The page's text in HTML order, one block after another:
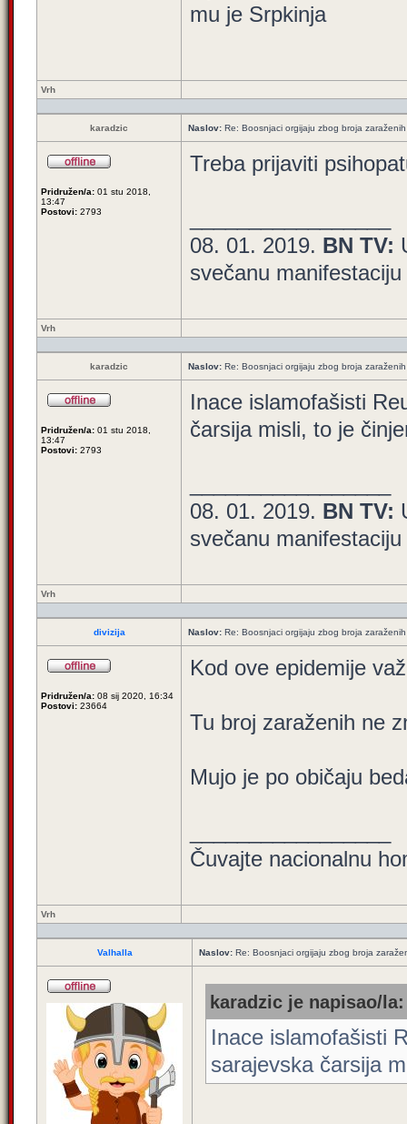
mu je Srpkinja
Vrh
karadzic Naslov: Re: Boosnjaci orgijaju zbog broja
Pridružen/a: 01 stu 2018,
13:47
Postovi: 2793
Treba prijaviti
08. 01. 2019. BN TV:
svečanu
Vrh
karadzic Naslov: Re: Boosnjaci orgijaju zbog broja
Pridružen/a: 01 stu 2018,
13:47
Postovi: 2793
Inace islamofašisti
čarsija misli, to je
08. 01. 2019. BN TV:
svečanu
Vrh
divizija Naslov: Re: Boosnjaci orgijaju zbog broja
Pridružen/a: 08 sij 2020, 16:34
Postovi: 23664
Kod ove epidemije
Tu broj zaraženih ne
Mujo je po običaju
Čuvajte nacionalnu
Vrh
Valhalla Naslov: Re: Boosnjaci orgijaju zbog broja
karadzic je napisao/la:
Inace islamofašisti
sarajevska čarsija